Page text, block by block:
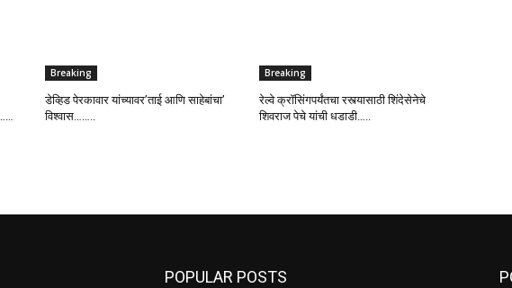
Breaking
डेव्हिड पेरकावार यांच्यावर’ताई आणि साहेबांचा’
विश्वास……..
Breaking
रेल्वे क्रॉसिंगपर्यंतचा रस्त्यासाठी शिंदेसेनेचे
शिवराज पेचे यांची धडाडी…..
POPULAR POSTS